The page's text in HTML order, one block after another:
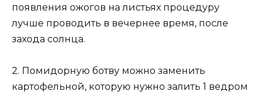
появления ожогов на листьях процедуру
лучше проводить в вечернее время, после
захода солнца.
2. Помидорную ботву можно заменить
картофельной, которую нужно залить 1 ведром